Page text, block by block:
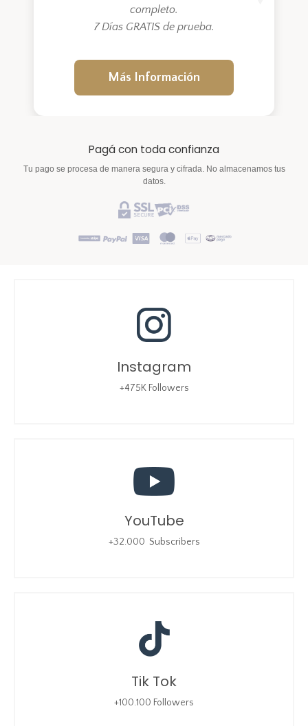
completo.
7 Días GRATIS de prueba.
Más Información
Pagá con toda confianza
Tu pago se procesa de manera segura y cifrada. No almacenamos tus
datos.
Instagram
+475K Followers
YouTube
+32.000 Subscribers
Tik Tok
+100.100 Followers